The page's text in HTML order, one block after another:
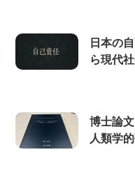
日本の
ら現代
博士論
人類学